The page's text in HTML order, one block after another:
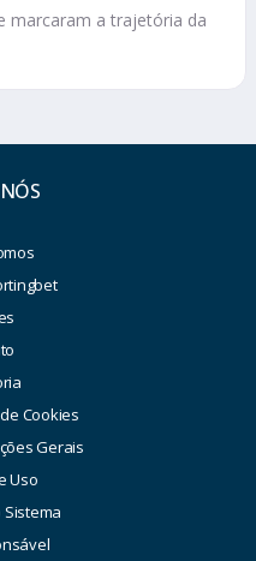
marcaram a trajetória da
Cookies
Gerais
Uso